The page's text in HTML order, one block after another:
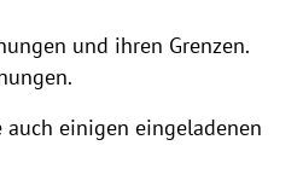
und ihren Grenzen.
einigen eingeladenen